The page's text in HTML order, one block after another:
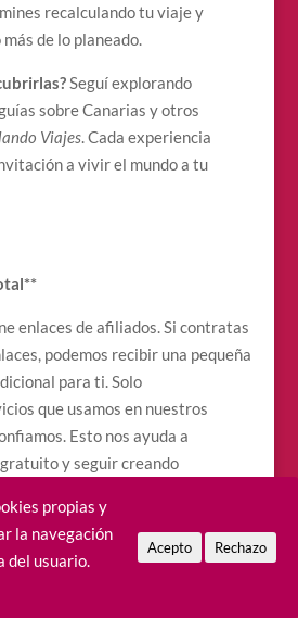
recalculando tu viaje y
de lo planeado.
Seguí explorando
sobre Canarias y otros
Viajes. Cada experiencia
a vivir el mundo a tu
enlaces de afiliados. Si contratas
podemos recibir una pequeña
para ti. Solo
que usamos en nuestros
Esto nos ayuda a
y seguir creando
y Links Útiles para tu
Islas Canarias
propias y
la navegación
del usuario.
Acepto Rechazo